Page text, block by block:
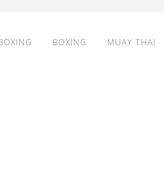
BOXING MUAY THAI